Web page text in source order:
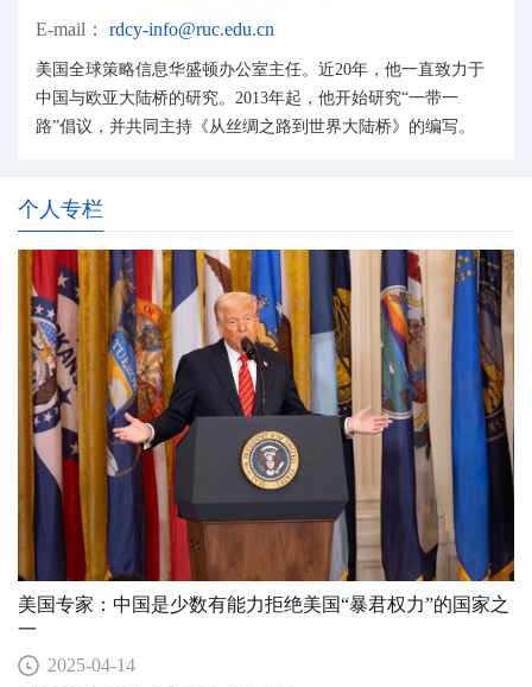
E-mail： rdcy-info@ruc.edu.cn
美国全球策略信息华盛顿办公室主任。近20年，他一直致力于
中国与欧亚大陆桥的研究。2013年起，他开始研究“一带一
路”倡议，并共同主持《从丝绸之路到世界大陆桥》的编写。
个人专栏
美国专家：中国是少数有能力拒绝美国“暴君权力”的国家之
一
2025-04-14